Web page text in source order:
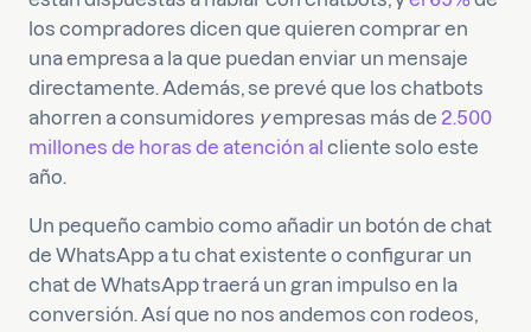
los compradores dicen que quieren comprar en
una empresa a la que puedan enviar un mensaje
directamente. Además, se prevé que los chatbots
ahorren a consumidores yempresas más de 2.500
millones de horas de atención al cliente solo este
año.
Un pequeño cambio como añadir un botón de chat
de WhatsApp a tu chat existente o configurar un
chat de WhatsApp traerá un gran impulso en la
conversión. Así que no nos andemos con rodeos,